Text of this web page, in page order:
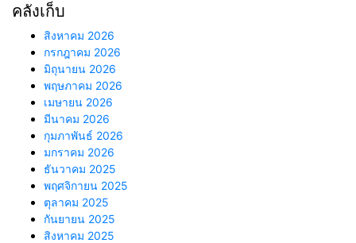
คลังเก็บ
สิงหาคม 2026
กรกฎาคม 2026
มิถุนายน 2026
พฤษภาคม 2026
เมษายน 2026
มีนาคม 2026
กุมภาพันธ์ 2026
มกราคม 2026
ธันวาคม 2025
พฤศจิกายน 2025
ตุลาคม 2025
กันยายน 2025
สิงหาคม 2025